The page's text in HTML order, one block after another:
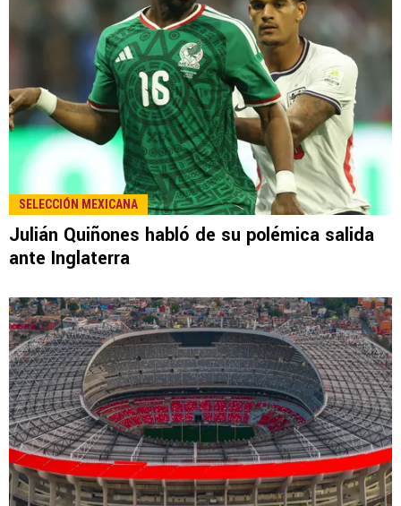
SELECCIÓN MEXICANA
Julián Quiñones habló de su polémica salida
ante Inglaterra